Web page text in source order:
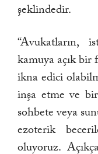
şeklindedir.
“Avukatların,
kamuya açık bir
ikna edici
inşa etme ve
sohbete veya
ezoterik
oluyoruz.